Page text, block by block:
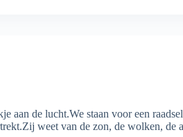
aan de lucht.We staan voor een
weet van de zon, de wolken,